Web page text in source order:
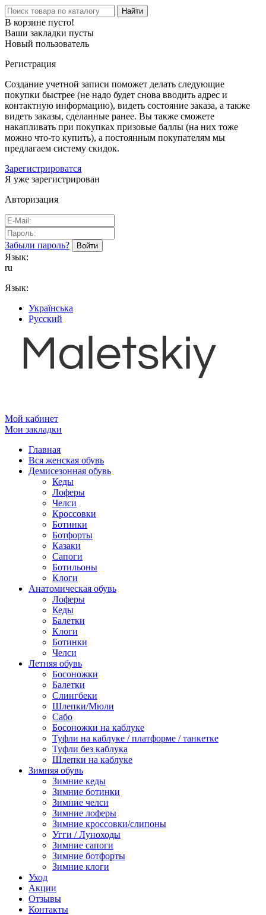
Найти
В корзине пусто!
Ваши закладки пусты
Новый пользователь
Регистрация
Создание учетной записи поможет делать следующие
покупки быстрее (не надо будет снова вводить адрес и
контактную информацию), видеть состояние заказа, а также
видеть заказы, сделанные ранее. Вы также сможете
накапливать при покупках призовые баллы (на них тоже
можно что-то купить), а постоянным покупателям мы
предлагаем систему скидок.
Зарегистрироватся
Я уже зарегистрирован
Авторизация
Забыли пароль?
Язык:
ru
Язык:
Українська
Русский
Мой кабинет
Мои закладки
Главная
Вся женская обувь
Демисезонная обувь
Кеды
Лоферы
Челси
Кроссовки
Ботинки
Ботфорты
Казаки
Сапоги
Ботильоны
Клоги
Анатомическая обувь
Лоферы
Кеды
Балетки
Клоги
Ботинки
Челси
Летняя обувь
Босоножки
Балетки
Слингбеки
Шлепки/Мюли
Сабо
Босоножки на каблуке
Туфли на каблуке / платформе / танкетке
Туфли без каблука
Шлепки на каблуке
Зимняя обувь
Зимние кеды
Зимние ботинки
Зимние челси
Зимние лоферы
Зимние кроссовки/слипоны
Угги / Луноходы
Зимние сапоги
Зимние ботфорты
Зимние клоги
Уход
Акции
Отзывы
Контакты